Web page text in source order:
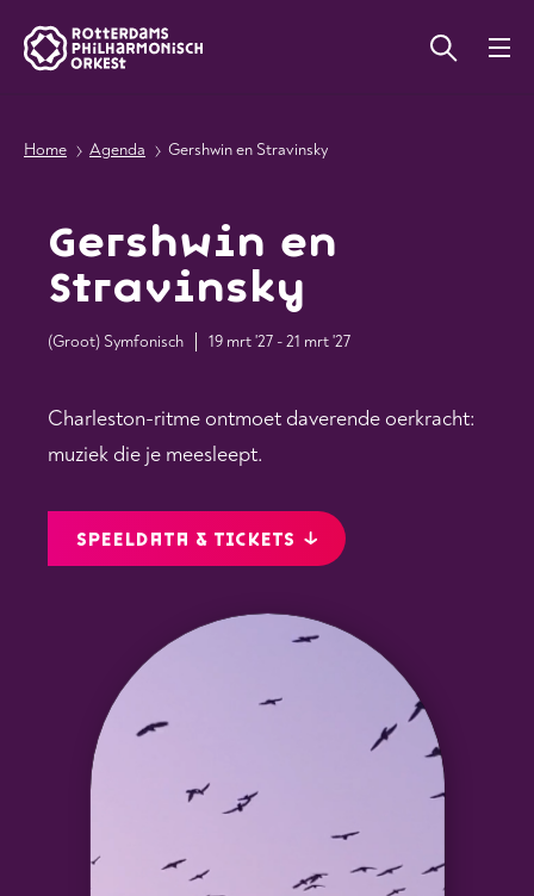
Home Agenda Gershwin en Stravinsky
Gershwin en
Stravinsky
(Groot) Symfonisch 19 mrt '27 - 21 mrt '27
Charleston-ritme ontmoet daverende oerkracht:
muziek die je meesleept.
SPEELDATA & TICKETS